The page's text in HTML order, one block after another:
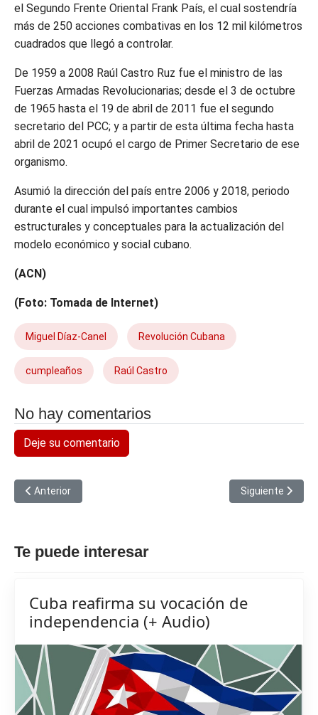
el Segundo Frente Oriental Frank País, el cual sostendría
más de 250 acciones combativas en los 12 mil kilómetros
cuadrados que llegó a controlar.
De 1959 a 2008 Raúl Castro Ruz fue el ministro de las
Fuerzas Armadas Revolucionarias; desde el 3 de octubre
de 1965 hasta el 19 de abril de 2011 fue el segundo
secretario del PCC; y a partir de esta última fecha hasta
abril de 2021 ocupó el cargo de Primer Secretario de ese
organismo.
Asumió la dirección del país entre 2006 y 2018, periodo
durante el cual impulsó importantes cambios
estructurales y conceptuales para la actualización del
modelo económico y social cubano.
(ACN)
(Foto: Tomada de Internet)
Miguel Díaz-Canel Revolución Cubana
cumpleaños Raúl Castro
No hay comentarios
Deje su comentario
Artículo anterior: Denunció Cuba bloqueo en Conferencia
Anterior Artículo
Siguiente
Te puede interesar
Cuba reafirma su vocación de
independencia (+ Audio)